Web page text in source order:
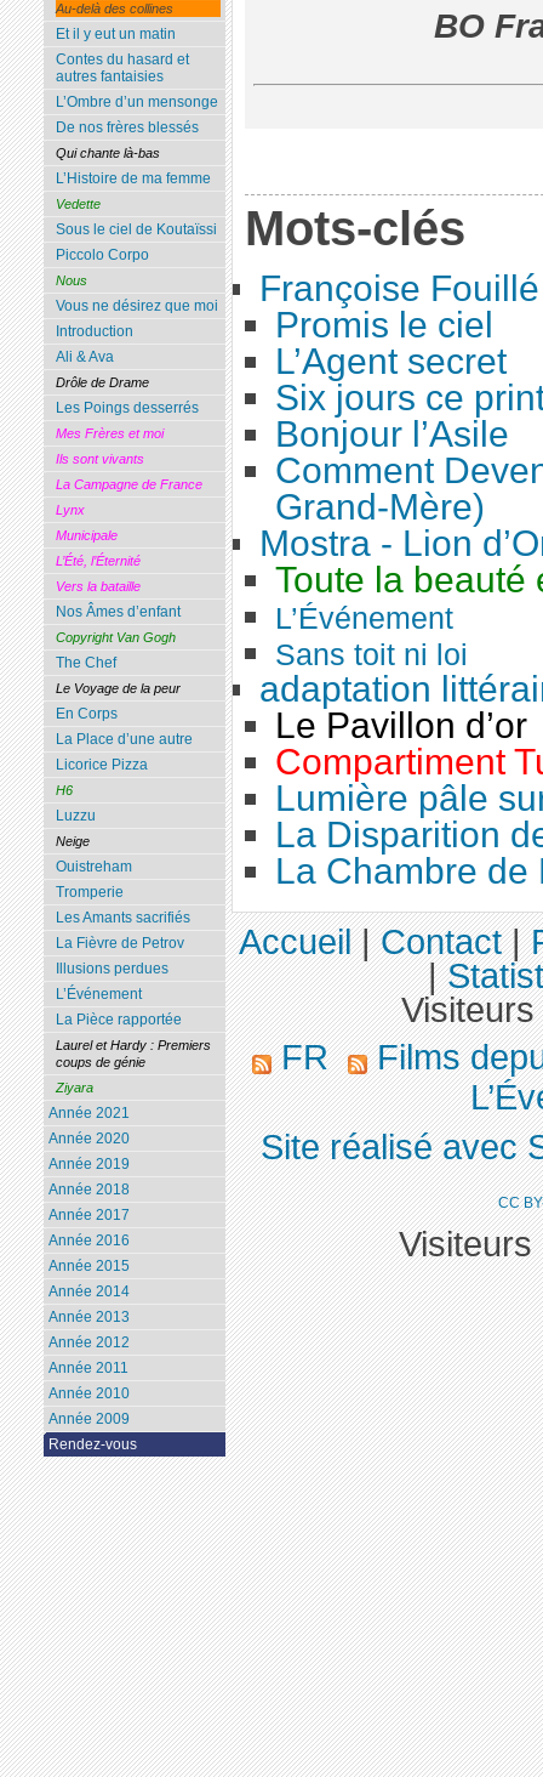
BO
Mots-clés
Françoise Fouillé
Promis le ciel
L’Agent secret
Six jours ce
Bonjour l’Asile
Comment
Grand-Mère)
Mostra - Lion
Toute la beauté
L’Événement
Sans toit ni loi
adaptation
Le Pavillon d’or
Compartiment
Lumière pâle
La Disparition
La Chambre de
Au-delà des collines
Et il y eut un matin
Contes du hasard et
autres fantaisies
L’Ombre d’un mensonge
De nos frères blessés
Qui chante là-bas
L’Histoire de ma femme
Vedette
Sous le ciel de Koutaïssi
Piccolo Corpo
Nous
Vous ne désirez que moi
Introduction
Ali & Ava
Drôle de Drame
Les Poings desserrés
Mes Frères et moi
Ils sont vivants
La Campagne de France
Lynx
Municipale
L’Été, l’Éternité
Vers la bataille
Nos Âmes d’enfant
Copyright Van Gogh
The Chef
Le Voyage de la peur
En Corps
La Place d’une autre
Licorice Pizza
H6
Luzzu
Neige
Ouistreham
Tromperie
Les Amants sacrifiés
La Fièvre de Petrov
Illusions perdues
L’Événement
La Pièce rapportée
Laurel et Hardy : Premiers
coups de génie
Ziyara
Année 2021
Année 2020
Année 2019
Année 2018
Année 2017
Année 2016
Année 2015
Année 2014
Année 2013
Année 2012
Année 2011
Année 2010
Année 2009
Rendez-vous
Accueil|Contact|
|
FR
Films
Site réalisé avec
CC